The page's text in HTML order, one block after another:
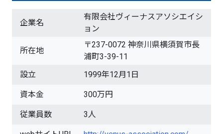
企業名
有限会社ヴィーナスアソシエイシ
ョン
所在地
〒237-0072 神奈川県横須賀市長
浦町3-39-11
設立
1999年12月1日
資本金 300万円
従業員数 3人